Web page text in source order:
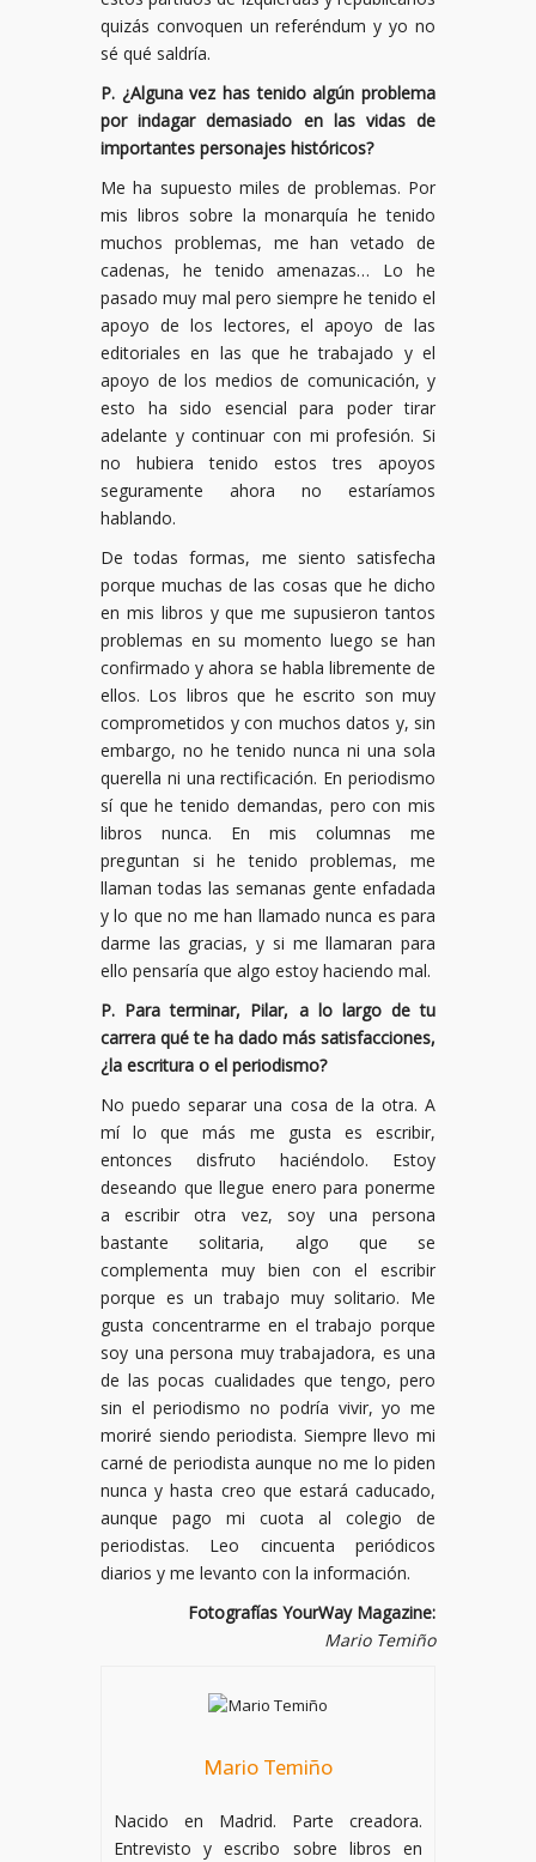
quizás convoquen un referéndum y yo no
sé qué saldría.
P. ¿Alguna vez has tenido algún problema
por indagar demasiado en las vidas de
importantes personajes históricos?
Me ha supuesto miles de problemas. Por
mis libros sobre la monarquía he tenido
muchos problemas, me han vetado de
cadenas, he tenido amenazas… Lo he
pasado muy mal pero siempre he tenido el
apoyo de los lectores, el apoyo de las
editoriales en las que he trabajado y el
apoyo de los medios de comunicación, y
esto ha sido esencial para poder tirar
adelante y continuar con mi profesión. Si
no hubiera tenido estos tres apoyos
seguramente ahora no estaríamos
hablando.
De todas formas, me siento satisfecha
porque muchas de las cosas que he dicho
en mis libros y que me supusieron tantos
problemas en su momento luego se han
confirmado y ahora se habla libremente de
ellos. Los libros que he escrito son muy
comprometidos y con muchos datos y, sin
embargo, no he tenido nunca ni una sola
querella ni una rectificación. En periodismo
sí que he tenido demandas, pero con mis
libros nunca. En mis columnas me
preguntan si he tenido problemas, me
llaman todas las semanas gente enfadada
y lo que no me han llamado nunca es para
darme las gracias, y si me llamaran para
ello pensaría que algo estoy haciendo mal.
P. Para terminar, Pilar, a lo largo de tu
carrera qué te ha dado más satisfacciones,
¿la escritura o el periodismo?
No puedo separar una cosa de la otra. A
mí lo que más me gusta es escribir,
entonces disfruto haciéndolo. Estoy
deseando que llegue enero para ponerme
a escribir otra vez, soy una persona
bastante solitaria, algo que se
complementa muy bien con el escribir
porque es un trabajo muy solitario. Me
gusta concentrarme en el trabajo porque
soy una persona muy trabajadora, es una
de las pocas cualidades que tengo, pero
sin el periodismo no podría vivir, yo me
moriré siendo periodista. Siempre llevo mi
carné de periodista aunque no me lo piden
nunca y hasta creo que estará caducado,
aunque pago mi cuota al colegio de
periodistas. Leo cincuenta periódicos
diarios y me levanto con la información.
Fotografías YourWay Magazine:
Mario Temiño
Mario Temiño
Nacido en Madrid. Parte creadora.
Entrevisto y escribo sobre libros en